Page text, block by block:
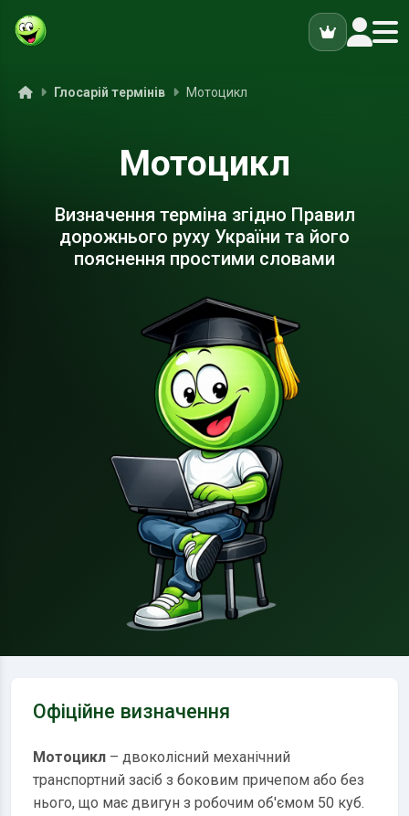
ГоловнаГлосарій термінів Мотоцикл
Мотоцикл
Визначення терміна згідно Правил
дорожнього руху України та його
пояснення простими словами
Офіційне визначення
Мотоцикл – двоколісний механічний
транспортний засіб з боковим причепом або без
нього, що має двигун з робочим об'ємом 50 куб.